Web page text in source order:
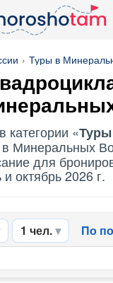
Туры в
категории «
Минеральных
для
и октябрь 2026 г.
1 чел. По